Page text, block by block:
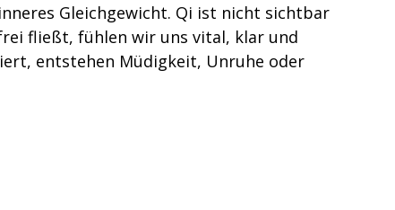
Gleichgewicht. Qi ist nicht sichtbar
fließt, fühlen wir uns vital, klar und
entstehen Müdigkeit, Unruhe oder